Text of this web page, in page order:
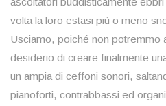
volta la loro estasi più o meno
Usciamo, poiché non potremmo
desiderio di creare finalmente
un ampia di ceffoni sonori,
pianoforti, contrabbassi ed